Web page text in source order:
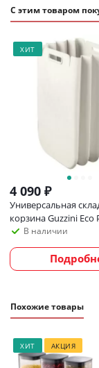
С этим товаром
ХИТ
4 090 ₽
Универсальная
корзина Guzzini Eco
белаяВ наличии
Похожие товары
ХИТ АКЦИЯ